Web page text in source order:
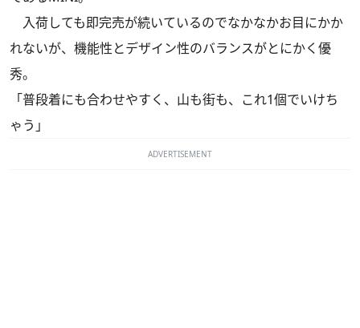
入荷しても即完売が続いているのでなかなかお目にかか
れないが、機能性とデザイン性のバランスがとにかく優
秀。
「普段着にも合わせやすく、山も街も、これ1個でいけち
ゃう」
ADVERTISEMENT